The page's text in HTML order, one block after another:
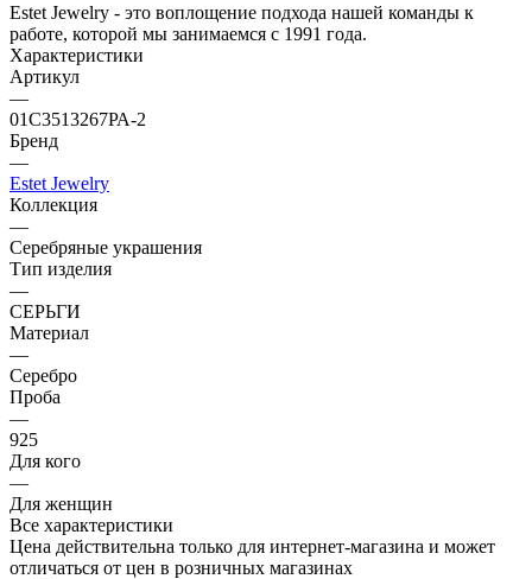
Estet Jewelry - это воплощение подхода нашей команды к
работе, которой мы занимаемся с 1991 года.
Характеристики
Артикул
—
01С3513267РА-2
Бренд
—
Estet Jewelry
Коллекция
—
Серебряные украшения
Тип изделия
—
СЕРЬГИ
Материал
—
Серебро
Проба
—
925
Для кого
—
Для женщин
Все характеристики
Цена действительна только для интернет-магазина и может
отличаться от цен в розничных магазинах